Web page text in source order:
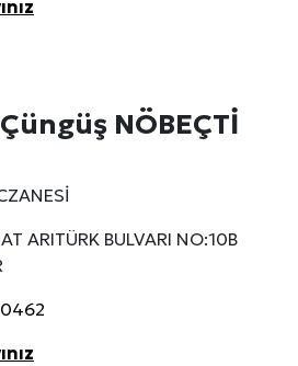
NÖBEÇTİ
ARITÜRK BULVARI NO:10B